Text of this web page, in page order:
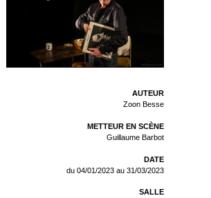
AUTEUR
Zoon Besse
METTEUR EN SCÈNE
Guillaume Barbot
DATE
du 04/01/2023 au 31/03/2023
SALLE